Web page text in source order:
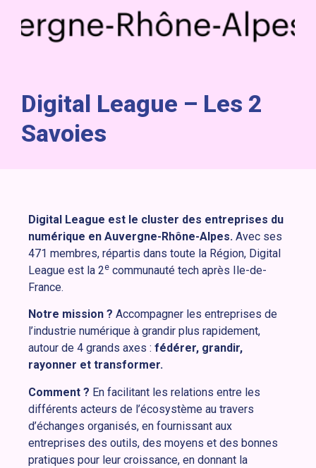
Digital League – Les 2
Savoies
Digital League est le cluster des entreprises du
numérique en Auvergne-Rhône-Alpes. Avec ses
471 membres, répartis dans toute la Région, Digital
League est la 2e communauté tech après Ile-de-
France.
Notre mission ? Accompagner les entreprises de
l’industrie numérique à grandir plus rapidement,
autour de 4 grands axes : fédérer, grandir,
rayonner et transformer.
Comment ? En facilitant les relations entre les
différents acteurs de l’écosystème au travers
d’échanges organisés, en fournissant aux
entreprises des outils, des moyens et des bonnes
pratiques pour leur croissance, en donnant la